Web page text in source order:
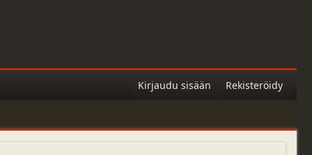
Kirjaudu sisään Rekisteröidy